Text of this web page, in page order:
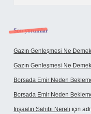
Son yorumlar
Gazın Genleşmesi Ne Demek
Gazın Genleşmesi Ne Demek
Borsada Emir Neden
Borsada Emir Neden
Inşaatın Sahibi Nereli için